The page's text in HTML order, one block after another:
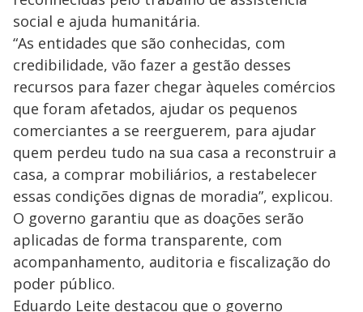
social e ajuda humanitária.
“As entidades que são conhecidas, com
credibilidade, vão fazer a gestão desses
recursos para fazer chegar àqueles comércios
que foram afetados, ajudar os pequenos
comerciantes a se reerguerem, para ajudar
quem perdeu tudo na sua casa a reconstruir a
casa, a comprar mobiliários, a restabelecer
essas condições dignas de moradia”, explicou.
O governo garantiu que as doações serão
aplicadas de forma transparente, com
acompanhamento, auditoria e fiscalização do
poder público.
Eduardo Leite destacou que o governo